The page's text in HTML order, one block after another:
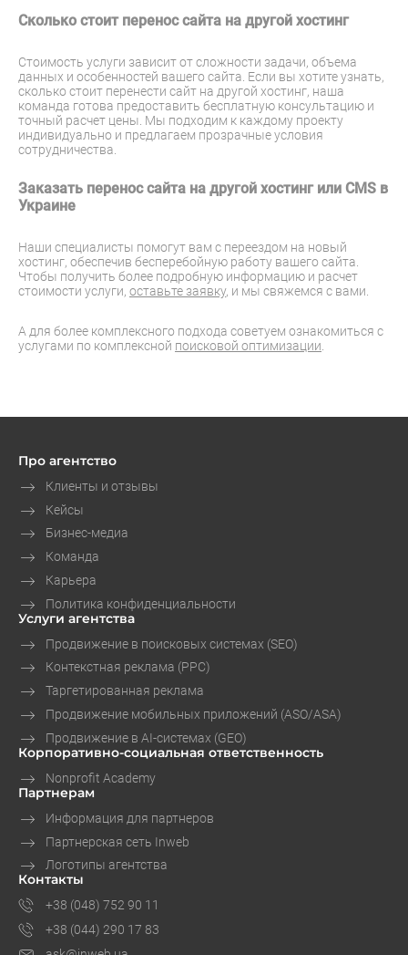
Сколько стоит перенос сайта на другой хостинг
Стоимость услуги зависит от сложности задачи, объема
данных и особенностей вашего сайта. Если вы хотите узнать,
сколько стоит перенести сайт на другой хостинг, наша
команда готова предоставить бесплатную консультацию и
точный расчет цены. Мы подходим к каждому проекту
индивидуально и предлагаем прозрачные условия
сотрудничества.
Заказать перенос сайта на другой хостинг или CMS в
Украине
Наши специалисты помогут вам с переездом на новый
хостинг, обеспечив бесперебойную работу вашего сайта.
Чтобы получить более подробную информацию и расчет
стоимости услуги, оставьте заявку, и мы свяжемся с вами.
А для более комплексного подхода советуем ознакомиться с
услугами по комплексной поисковой оптимизации
Про агентство
Клиенты и отзывы
Кейсы
Бизнес-медиа
Команда
Карьера
Политика конфиденциальности
Услуги агентства
Продвижение в поисковых системах (SEO)
Контекстная реклама (PPC)
Таргетированная реклама
Продвижение мобильных приложений (ASO/ASA)
Продвижение в AI-системах (GEO)
Корпоративно-социальная ответственность
Nonprofit Academy
Партнерам
Информация для партнеров
Партнерская сеть Inweb
Логотипы агентства
Контакты
+38 (048) 752 90 11
+38 (044) 290 17 83